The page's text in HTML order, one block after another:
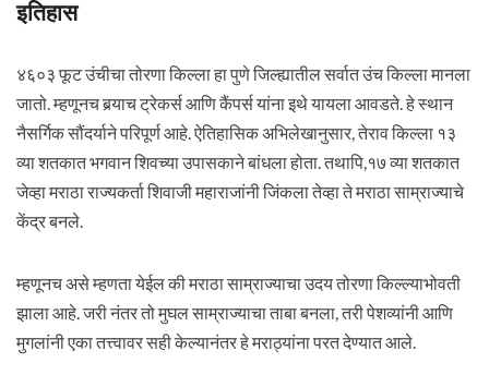
इतिहास
४६०३ फूट उंचीचा तोरणा किल्ला हा पुणे जिल्ह्यातील सर्वात उंच किल्ला मानला
जातो. म्हणूनच बर्‍याच ट्रेकर्स आणि कैंपर्स यांना इथे यायला आवडते. हे स्थान
नैसर्गिक सौंदर्याने परिपूर्ण आहे. ऐतिहासिक अभिलेखानुसार, तेराव किल्ला १३
व्या शतकात भगवान शिवच्या उपासकाने बांधला होता. तथापि,१७ व्या शतकात
जेव्हा मराठा राज्यकर्ता शिवाजी महाराजांनी जिंकला तेव्हा ते मराठा साम्राज्याचे
केंद्र बनले.
म्हणूनच असे म्हणता येईल की मराठा साम्राज्याचा उदय तोरणा किल्ल्याभोवती
झाला आहे. जरी नंतर तो मुघल साम्राज्याचा ताबा बनला, तरी पेशव्यांनी आणि
मुगलांनी एका तत्त्वावर सही केल्यानंतर हे मराठ्यांना परत देण्यात आले.